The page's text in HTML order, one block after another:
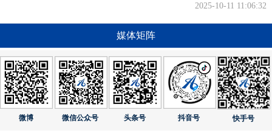
2025-10-11 11:06:32
媒体矩阵
微博 微信公众号 头条号 抖音号 快手号